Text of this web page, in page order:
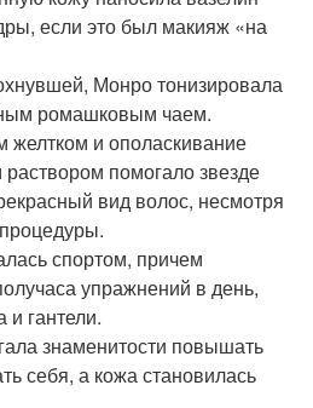
если это был макияж «на
Монро тонизировала
ромашковым чаем.
и ополаскивание
помогало звезде
вид волос, несмотря
спортом, причем
упражнений в день,
и гантели.
знаменитости повышать
себя, а кожа становилась